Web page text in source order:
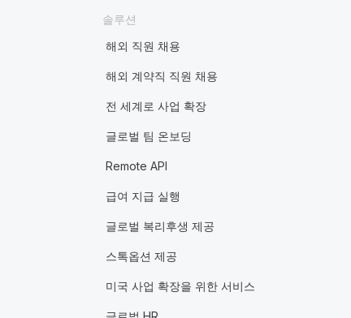
솔루션
해외 직원 채용
해외 계약직 직원 채용
전 세계로 사업 확장
글로벌 팀 온보딩
Remote API
급여 지급 실행
글로벌 복리후생 제공
스톡옵션 제공
미국 사업 확장을 위한 서비스